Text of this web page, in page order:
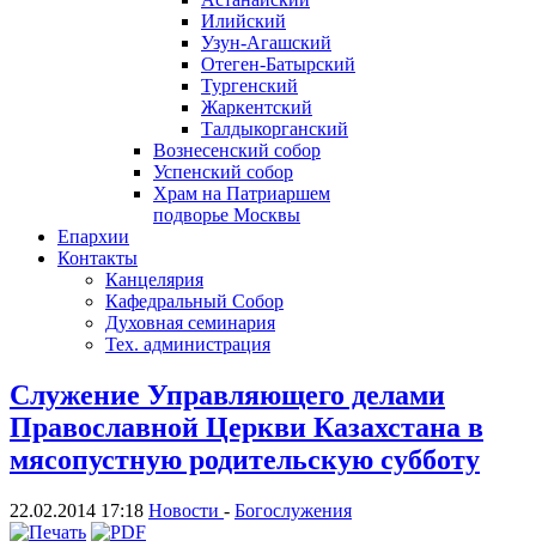
Илийский
Узун-Агашский
Отеген-Батырский
Тургенский
Жаркентский
Талдыкорганский
Вознесенский собор
Успенский собор
Храм на Патриаршем
подворье Москвы
Епархии
Контакты
Канцелярия
Кафедральный Собор
Духовная семинария
Тех. администрация
Служение Управляющего делами
Православной Церкви Казахстана в
мясопустную родительскую субботу
22.02.2014 17:18 Новости - Богослужения